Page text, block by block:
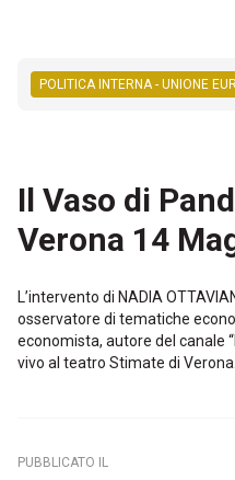
POLITICA INTERNA - UNIONE
Il Vaso di
Verona 14
L’intervento di NADIA
osservatore di tematiche
economista, autore del canale
vivo al teatro Stimate di Verona.
PUBBLICATO IL